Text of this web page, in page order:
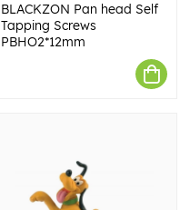
BLACKZON Pan head Self
Tapping Screws
PBHO2*12mm